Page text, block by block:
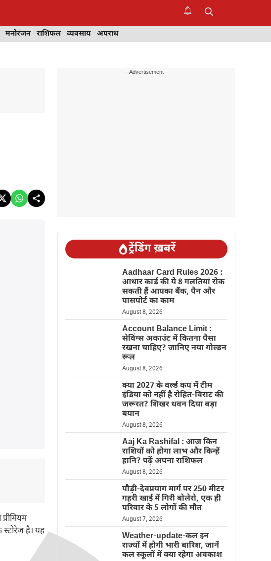
मनोरंजन राशिफल व्यवसाय अपराध
है। यह
---Advertisement---
ट्रेंडिंग ख़बरें
Aadhaar Card Rules 2026 :
आधार कार्ड की ये 8 गलतियां रोक
सकती हैं आपका बैंक, पैन और
पासपोर्ट का काम
August 8, 2026
Account Balance Limit :
सेविंग्स अकाउंट में कितना पैसा
रखना चाहिए? जानिए नया गोल्डन
रूल
August 8, 2026
क्या 2027 के वर्ल्ड कप में टीम
इंडिया को नहीं है रोहित-विराट की
जरूरत? शिखर धवन दिया बड़ा
बयान
August 8, 2026
Aaj Ka Rashifal : आज किन
राशियों को होगा लाभ और किन्हें
हानि? पढ़ें अपना राशिफल
August 8, 2026
पौड़ी-देवप्रयाग मार्ग पर 250 मीटर
गहरी खाई में गिरी बोलेरो, एक ही
परिवार के 5 लोगों की मौत
August 7, 2026
Weather-update-कल इन
राज्यों में होगी भारी बारिश, जानें
कल स्कूलों में क्या रहेगा अवकाश